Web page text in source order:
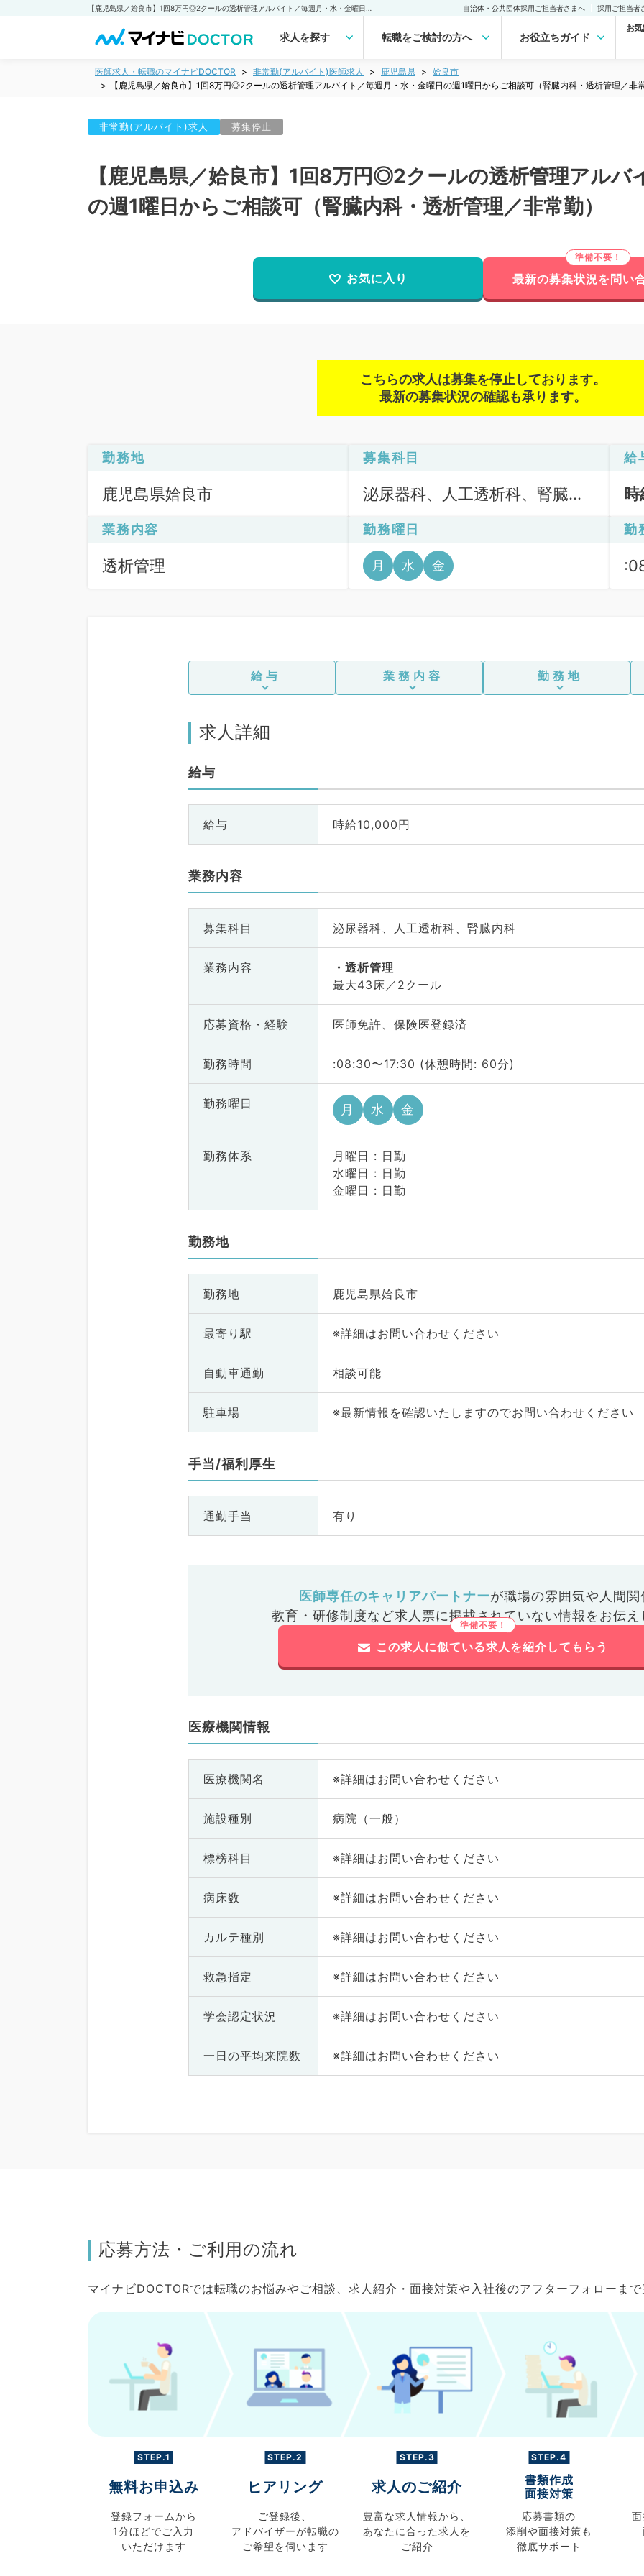
自治体・公共団体採用ご担当者さまへ 採用ご担当者
求人を探す 転職をご検討の方へ お役立ちガイド
お
医師求人・転職のマイナビDOCTOR 非常勤(アルバイト)医師求人 鹿児島県
姶良市
【鹿児島県／姶良市】1回8万円◎2クールの透析管理アルバイト／毎週月・水・金曜日の週1曜日からご相談可（腎臓内科・透析管理／非
非常勤(アルバイト)求人 募集停止
【鹿児島県／姶良市】1回8万円◎2クールの透析管理アルバ
の週1曜日からご相談可（腎臓内科・透析管理／非常勤）
お気に入り 最新の募集状況を問い
こちらの求人は募集を停止しております。
最新の募集状況の確認も承ります。
勤務地
鹿児島県姶良市
募集科目
泌尿器科、人工透析科、腎臓内
給
業務内容
透析管理
勤務曜日
月 水 金
勤
給与 業務内容 勤務地
求人詳細
給与
給与 時給10,000円
業務内容
募集科目 泌尿器科、人工透析科、腎臓内科
業務内容
透析管理
最大43床／2クール
応募資格・ 経験 医師免許、保険医登録済
勤務時間 :08:30〜17:30 (休憩時間: 60分)
勤務曜日 月 水 金
勤務体系
月曜日 : 日勤
水曜日 : 日勤
金曜日 : 日勤
勤務地
勤務地 鹿児島県姶良市
最寄り駅 ※詳細はお問い合わせください
自動車通勤 相談可能
駐車場 ※最新情報を確認いたしますのでお問い合わせください
手当/福利厚生
通勤手当 有り
医師専任のキャリアパートナーが職場の雰囲気や人間関
教育・研修制度など求人票に掲載されていない情報をお伝え
この求人に似ている求人を紹介してもらう
医療機関情報
医療機関名 ※詳細はお問い合わせください
施設種別 病院（一般）
標榜科目 ※詳細はお問い合わせください
病床数 ※詳細はお問い合わせください
カルテ種別 ※詳細はお問い合わせください
救急指定 ※詳細はお問い合わせください
学会認定状況 ※詳細はお問い合わせください
一日の平均来院数 ※詳細はお問い合わせください
応募方法・ご利用の流れ
マイナビDOCTORでは転職のお悩みやご相談、求人紹介・面接対策や入社後のアフターフォローま
STEP.1
無料お申込み
登録フォームから
1分ほどでご入力
いただけます
STEP.2
ヒアリング
ご登録後、
アドバイザーが転職の
ご希望を伺います
STEP.3
求人のご紹介
豊富な求人情報から、
あなたに合った求人を
ご紹介
STEP.4
書類作成
面接対策
応募書類の
添削や面接対策も
徹底サポート